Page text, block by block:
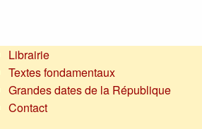
Librairie
Textes fondamentaux
Grandes dates de la République
Contact